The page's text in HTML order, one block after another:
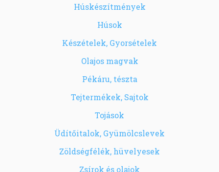
Húskészítmények
Húsok
Készételek, Gyorsételek
Olajos magvak
Pékáru, tészta
Tejtermékek, Sajtok
Tojások
Üdítőitalok, Gyümölcslevek
Zöldségfélék, hüvelyesek
Zsírok és olajok